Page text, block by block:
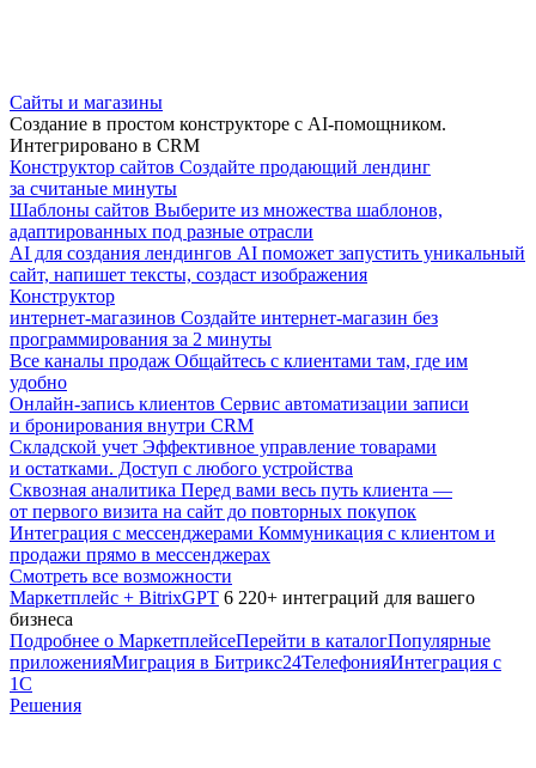
Сайты и магазины
Создание в простом конструкторе с AI-помощником.
Интегрировано в CRM
Конструктор сайтов Создайте продающий лендинг
за считаные минуты
Шаблоны сайтов Выберите из множества шаблонов,
адаптированных под разные отрасли
AI для создания лендингов AI поможет запустить уникальный
сайт, напишет тексты, создаст изображения
Конструктор
интернет-магазинов Создайте интернет-магазин без
программирования за 2 минуты
Все каналы продаж Общайтесь с клиентами там, где им
удобно
Онлайн-запись клиентов Сервис автоматизации записи
и бронирования внутри CRM
Складской учет Эффективное управление товарами
и остатками. Доступ с любого устройства
Сквозная аналитика Перед вами весь путь клиента —
от первого визита на сайт до повторных покупок
Интеграция с мессенджерами Коммуникация с клиентом и
продажи прямо в мессенджерах
Смотреть все возможности
Маркетплейс + BitrixGPT 6 220+ интеграций для вашего
бизнеса
Подробнее о МаркетплейсеПерейти в каталогПопулярные
приложенияМиграция в Битрикс24ТелефонияИнтеграция с
1С
Решения